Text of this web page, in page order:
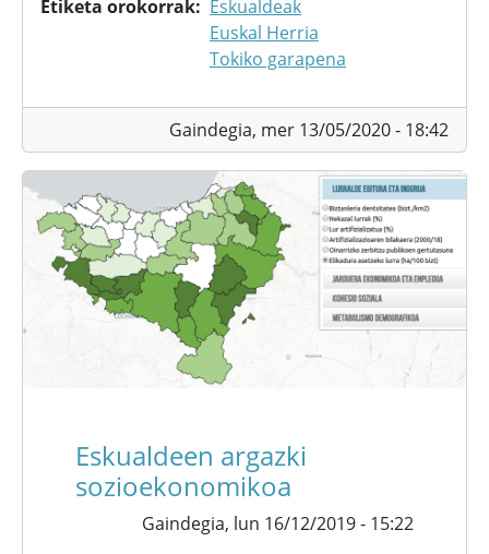
Etiketa orokorrak
Eskualdeak
Euskal Herria
Tokiko garapena
Gaindegia, mer 13/05/2020 - 18:42
Eskualdeen argazki
sozioekonomikoa
Gaindegia, lun 16/12/2019 - 15:22